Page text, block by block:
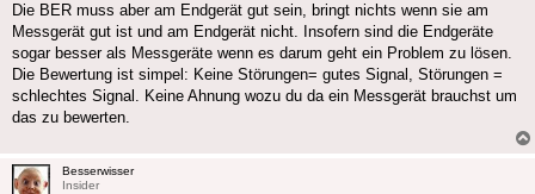
Die BER muss aber am Endgerät gut sein, bringt nichts wenn sie am
Messgerät gut ist und am Endgerät nicht. Insofern sind die Endgeräte
sogar besser als Messgeräte wenn es darum geht ein Problem zu lösen.
Die Bewertung ist simpel: Keine Störungen= gutes Signal, Störungen =
schlechtes Signal. Keine Ahnung wozu du da ein Messgerät brauchst um
das zu bewerten.
Besserwisser
Insider